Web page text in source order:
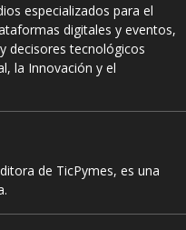
especializados para el
digitales y eventos,
decisores tecnológicos
la Innovación y el
de TicPymes, es una